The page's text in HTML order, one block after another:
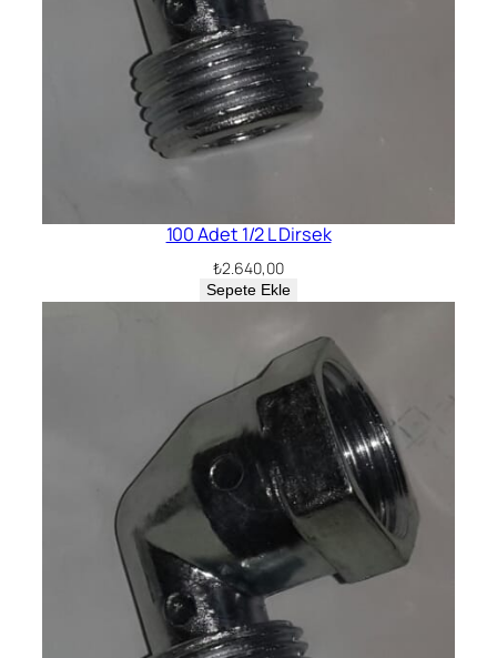
100 Adet 1/2 L Dirsek
₺2.640,00
Sepete Ekle